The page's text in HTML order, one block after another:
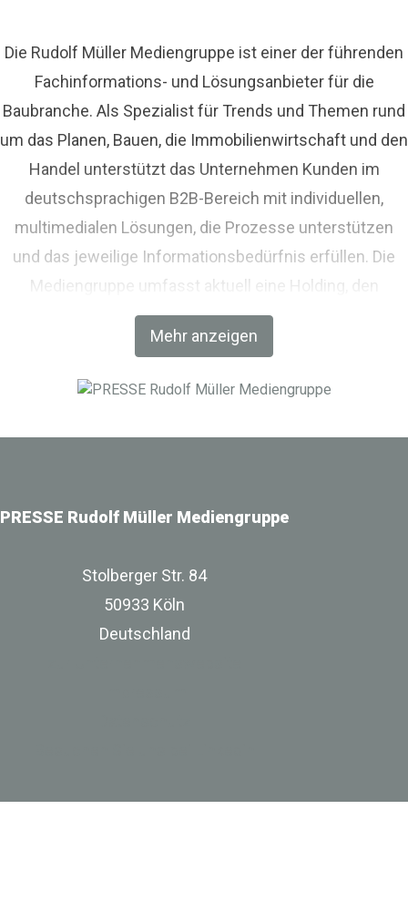
Mehr anzeigen
Die Rudolf Müller Mediengruppe ist einer der führenden
Fachinformations- und Lösungsanbieter für die
Baubranche. Als Spezialist für Trends und Themen rund
um das Planen, Bauen, die Immobilienwirtschaft und den
Handel unterstützt das Unternehmen Kunden im
deutschsprachigen B2B-Bereich mit individuellen,
multimedialen Lösungen, die Prozesse unterstützen
und das jeweilige Informationsbedürfnis erfüllen. Die
Mediengruppe umfasst aktuell eine Holding, den
Fachverlag RM Rudolf Müller Medien und mit der BIM
World MUNICH eine Netzwerkplattform für Akteure der
PRESSE Rudolf Müller Mediengruppe
Stolberger Str. 84
50933 Köln
Deutschland